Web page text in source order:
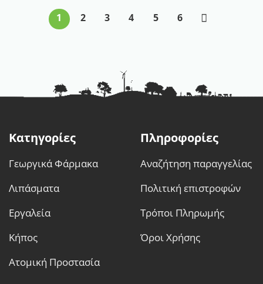
1 2 3 4 5 6
Κατηγορίες
Γεωργικά Φάρμακα
Λιπάσματα
Εργαλεία
Κήπος
Ατομική Προστασία
Πληροφορίες
Αναζήτηση παραγγελίας
Πολιτική επιστροφών
Τρόποι Πληρωμής
Όροι Χρήσης